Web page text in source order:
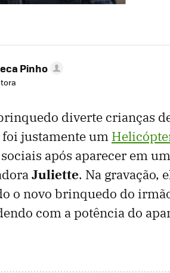
Pinho
diverte crianças
foi justamente um
após aparecer em
Juliette. Na gravação,
o novo brinquedo do
com a potência do